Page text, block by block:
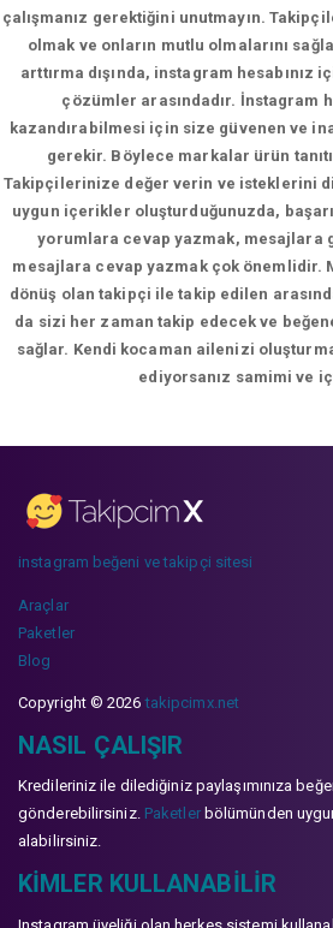
çalışmanız gerektiğini unutmayın.
olmak ve onların mutlu olmalarını
arttırma dışında, instagram hesabınız
çözümler arasındadır. İnstagram
kazandırabilmesi için size güvenen ve
gerekir. Böylece markalar ürün
Takipçilerinize değer verin ve isteklerini
uygun içerikler oluşturduğunuzda,
yorumlara cevap yazmak, mesajlara
mesajlara cevap yazmak çok önemlidir.
dönüş olan takipçi ile takip edilen
da sizi her zaman takip edecek ve
sağlar. Kendi kocaman ailenizi
ediyorsanız samimi ve
instagram beğeni ve takipçi sitesi
Araçlar
Paketler
Blog
Copyright © 2026takipcimx.net
NASIL ÇALIŞIR
Kredileriniz ile dilediğiniz paylaşımınıza
gönderebilirsiniz. Paketlerbölümünden
alabilirsiniz.
KIMLER KULLANABILIR
Instagram üyeliği olan herkes sistemi